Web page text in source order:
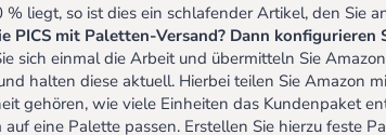
% liegt, so ist dies ein schlafender Artikel, den Sie
PICS mit Paletten-Versand? Dann konfigurieren
sich einmal die Arbeit und übermitteln Sie
halten diese aktuell. Hierbei teilen Sie Amazon
gehören, wie viele Einheiten das Kundenpaket
eine Palette passen. Erstellen Sie hierzu feste